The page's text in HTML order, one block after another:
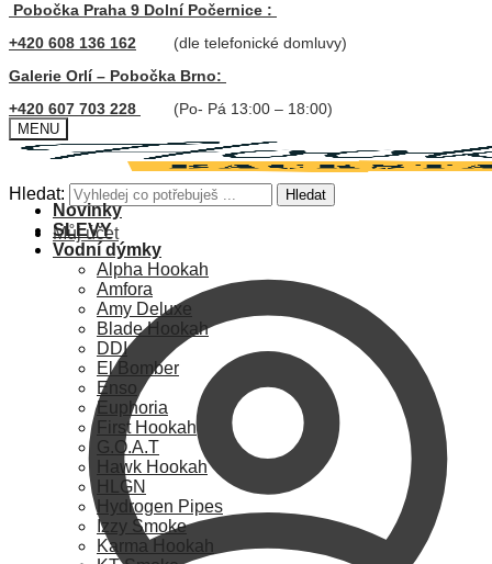
Pobočka Praha 9 Dolní Počernice :
+420 608 136 162
(dle telefonické domluvy)
Galerie Orlí – Pobočka Brno:
+420 607 703 228
(Po- Pá 13:00 – 18:00)
MENU
Hledat: Hledat
Můj účet
Novinky
SLEVY
Vodní dýmky
Alpha Hookah
Amfora
Amy Deluxe
Blade Hookah
DDI
El Bomber
Enso
Euphoria
First Hookah
G.O.A.T
Hawk Hookah
HLGN
Hydrogen Pipes
Izzy Smoke
Karma Hookah